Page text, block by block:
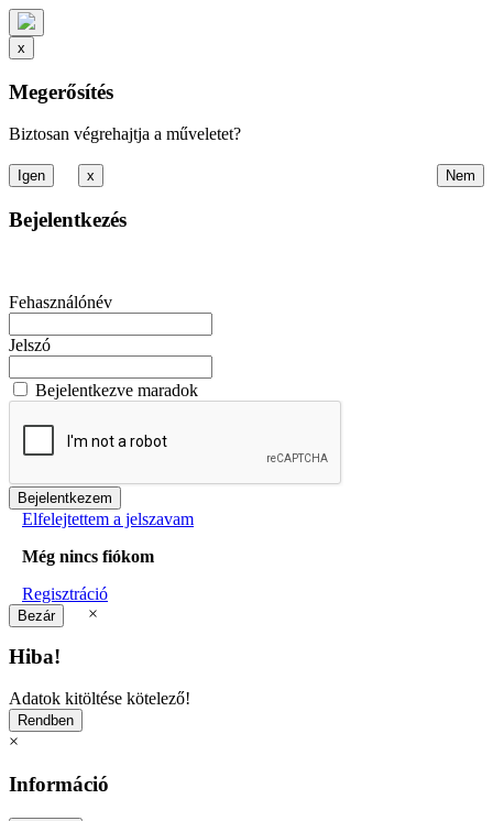
x
Megerősítés
Biztosan végrehajtja a műveletet?
x
Bejelentkezés
Fehasználónév
Jelszó
Bejelentkezve maradok
Elfelejtettem a jelszavam
Még nincs fiókom
Regisztráció
×
Hiba!
Adatok kitöltése kötelező!
×
Információ